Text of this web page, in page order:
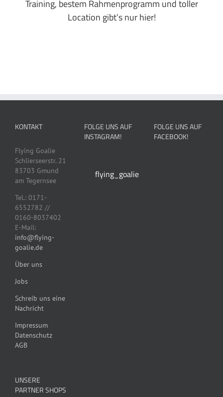
Training, bestem Rahmenprogramm und toller
Location gibt’s nur hier!
KONTAKT
Flying Goalie
Schlierseerstr. 21
83703 Gmund
am Tegernsee
Tel.: 0171-
6552782 //
0160-8037402
E-Mail:
info@flying-
goalie.de
Über uns
Jobs
Schreib uns eine
Nachricht
Impressum
Datenschutz
AGB
UNSERE
PARTNER SHOPS
FOLGE UNS AUF
INSTAGRAM!
flying_goalie
FOLGE UNS AUF
FACEBOOK!